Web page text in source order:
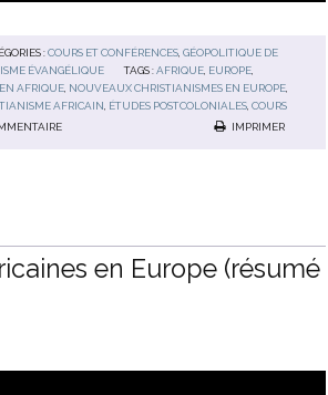
:COURS ET CONFÉRENCES, GÉOPOLITIQUE DE
ÉVANGÉLIQUE TAGS :AFRIQUE, EUROPE,
AFRIQUE, NOUVEAUX CHRISTIANISMES EN EUROPE,
AFRICAIN, ÉTUDES POSTCOLONIALES,COURS
IMPRIMER
en Europe (résumé